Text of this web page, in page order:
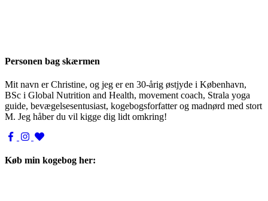
Personen bag skærmen
Mit navn er Christine, og jeg er en 30-årig østjyde i København,
BSc i Global Nutrition and Health, movement coach, Strala yoga
guide, bevægelsesentusiast, kogebogsforfatter og madnørd med stort
M. Jeg håber du vil kigge dig lidt omkring!
Køb min kogebog her: